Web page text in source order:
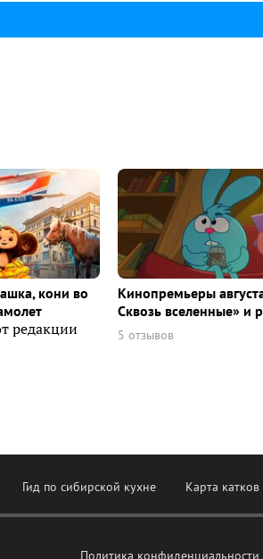
кони во
редакции
Кинопремьеры
Сквозь вселенные» и
5 отзывов
Гид по сибирской кухне Карта катков
Политика конфиденциальности